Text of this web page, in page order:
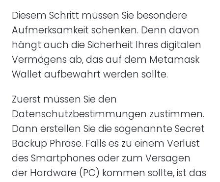
Diesem Schritt müssen Sie besondere
Aufmerksamkeit schenken. Denn davon
hängt auch die Sicherheit Ihres digitalen
Vermögens ab, das auf dem Metamask
Wallet aufbewahrt werden sollte.
Zuerst müssen Sie den
Datenschutzbestimmungen zustimmen.
Dann erstellen Sie die sogenannte Secret
Backup Phrase. Falls es zu einem Verlust
des Smartphones oder zum Versagen
der Hardware (PC) kommen sollte, ist das